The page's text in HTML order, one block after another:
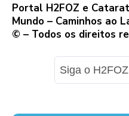
Portal H2FOZ e
Mundo – Caminhos ao
© – Todos os direitos
Siga o